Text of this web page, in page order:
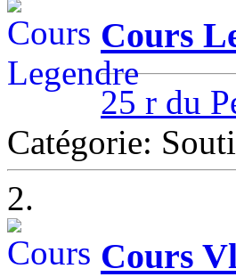
Cours
25 r du
Catégorie:
2.
Cours